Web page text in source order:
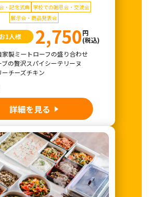
・記念式典 学校での謝恩会・交流会
展示会・商品発表会
1人様 2,750円
(税込)
製ミートローフの盛り合わせ
の贅沢スパイシーテリーヌ
チーズチキン
詳細を見る